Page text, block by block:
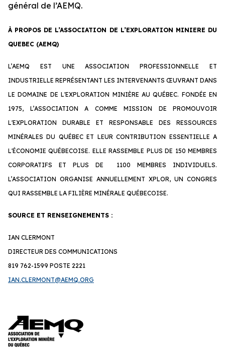
général de l’AEMQ.
À PROPOS DE L’ASSOCIATION DE L’EXPLORATION MINIERE DU
QUEBEC (AEMQ)
L’AEMQ EST UNE ASSOCIATION PROFESSIONNELLE ET
INDUSTRIELLE REPRÉSENTANT LES INTERVENANTS ŒUVRANT DANS
LE DOMAINE DE L'EXPLORATION MINIÈRE AU QUÉBEC. FONDÉE EN
1975, L’ASSOCIATION A COMME MISSION DE PROMOUVOIR
L'EXPLORATION DURABLE ET RESPONSABLE DES RESSOURCES
MINÉRALES DU QUÉBEC ET LEUR CONTRIBUTION ESSENTIELLE A
L'ÉCONOMIE QUÉBECOISE. ELLE RASSEMBLE PLUS DE 150 MEMBRES
CORPORATIFS ET PLUS DE 1100 MEMBRES INDIVIDUELS.
L’ASSOCIATION ORGANISE ANNUELLEMENT XPLOR, UN CONGRES
QUI RASSEMBLE LA FILIÈRE MINÉRALE QUÉBECOISE.
SOURCE ET RENSEIGNEMENTS :
IAN CLERMONT
DIRECTEUR DES COMMUNICATIONS
819 762-1599 POSTE 2221
IAN.CLERMONT@AEMQ.ORG